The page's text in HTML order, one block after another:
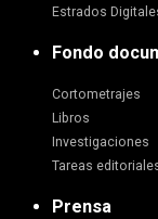
Estrados
Fondo
Cortometrajes
Libros
Investigaciones
Tareas
Prensa